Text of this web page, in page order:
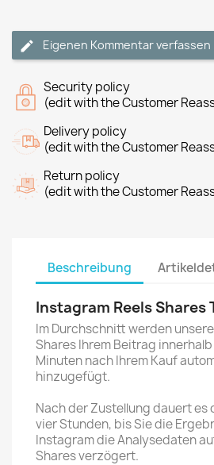
Eigenen Kommentar verfassen
Security policy
(edit with the Customer
Delivery policy
(edit with the Customer
Return policy
(edit with the Customer
Beschreibung
Instagram Reels Shares
Im Durchschnitt werden
Shares Ihrem Beitrag
Minuten nach Ihrem Kauf
hinzugefügt.
Nach der Zustellung dauert es
vier Stunden, bis Sie die
Instagram die Analysedaten
Shares verzögert.